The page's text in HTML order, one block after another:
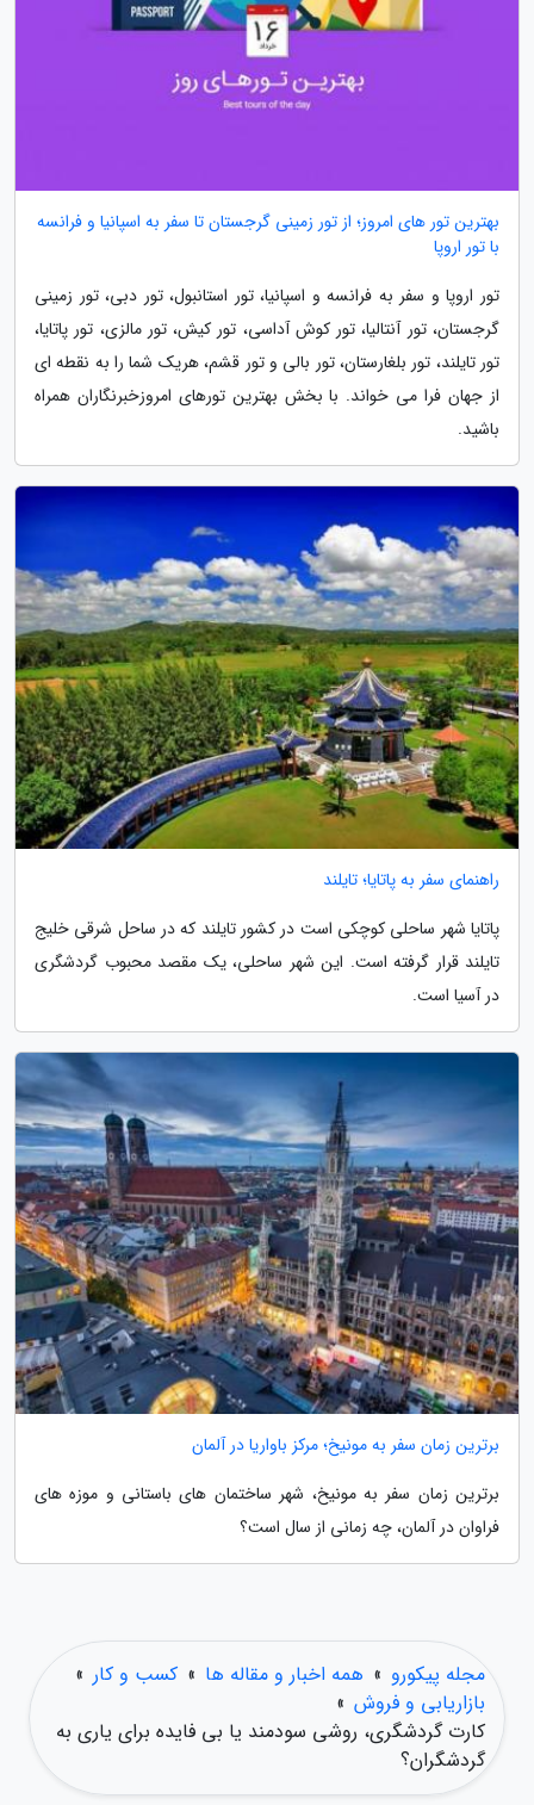
بهترین تور های امروز؛ از تور زمینی گرجستان تا سفر به اسپانیا و فرانسه
با تور اروپا
تور اروپا و سفر به فرانسه و اسپانیا، تور استانبول، تور دبی، تور زمینی
گرجستان، تور آنتالیا، تور کوش آداسی، تور کیش، تور مالزی، تور پاتایا،
تور تایلند، تور بلغارستان، تور بالی و تور قشم، هریک شما را به نقطه ای
از جهان فرا می خواند. با بخش بهترین تورهای امروزخبرنگاران همراه
باشید.
راهنمای سفر به پاتایا؛ تایلند
پاتایا شهر ساحلی کوچکی است در کشور تایلند که در ساحل شرقی خلیج
تایلند قرار گرفته است. این شهر ساحلی، یک مقصد محبوب گردشگری
در آسیا است.
برترین زمان سفر به مونیخ؛ مرکز باواریا در آلمان
برترین زمان سفر به مونیخ، شهر ساختمان های باستانی و موزه های
فراوان در آلمان، چه زمانی از سال است؟
مجله پیکورو » همه اخبار و مقاله ها » کسب و کار »
بازاریابی و فروش »
کارت گردشگری، روشی سودمند یا بی فایده برای یاری به
گردشگران؟